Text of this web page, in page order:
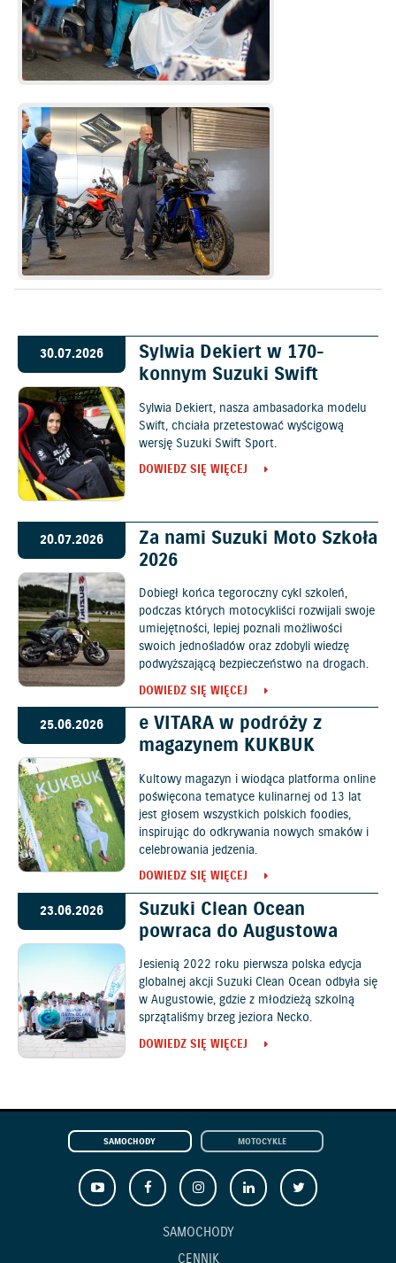
30.07.2026
Sylwia Dekiert w 170-
konnym Suzuki Swift
Sylwia Dekiert, nasza ambasadorka modelu
Swift, chciała przetestować wyścigową
wersję Suzuki Swift Sport.
DOWIEDZ SIĘ WIĘCEJ
20.07.2026
Za nami Suzuki Moto Szkoła
2026
Dobiegł końca tegoroczny cykl szkoleń,
podczas których motocykliści rozwijali swoje
umiejętności, lepiej poznali możliwości
swoich jednośladów oraz zdobyli wiedzę
podwyższającą bezpieczeństwo na drogach.
DOWIEDZ SIĘ WIĘCEJ
25.06.2026
e VITARA w podróży z
magazynem KUKBUK
Kultowy magazyn i wiodąca platforma online
poświęcona tematyce kulinarnej od 13 lat
jest głosem wszystkich polskich foodies,
inspirując do odkrywania nowych smaków i
celebrowania jedzenia.
DOWIEDZ SIĘ WIĘCEJ
23.06.2026
Suzuki Clean Ocean
powraca do Augustowa
Jesienią 2022 roku pierwsza polska edycja
globalnej akcji Suzuki Clean Ocean odbyła się
w Augustowie, gdzie z młodzieżą szkolną
sprzątaliśmy brzeg jeziora Necko.
DOWIEDZ SIĘ WIĘCEJ
SAMOCHODY MOTOCYKLE
SAMOCHODY
CENNIK